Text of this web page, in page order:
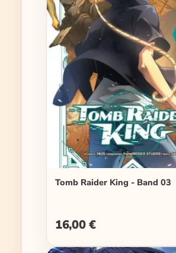
Tomb Raider King - Band 03
Regulärer Preis:
16,00 €